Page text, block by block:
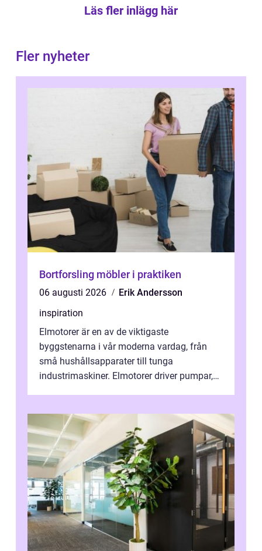
Läs fler inlägg här
Fler nyheter
Bortforsling möbler i praktiken
06 augusti 2026
Erik Andersson
inspiration
Elmotorer är en av de viktigaste
byggstenarna i vår moderna vardag, från
små hushållsapparater till tunga
industrimaskiner. Elmotorer driver pumpar,